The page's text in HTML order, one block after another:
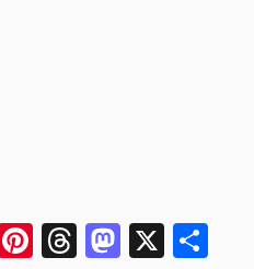
W
Pi
T
M
X